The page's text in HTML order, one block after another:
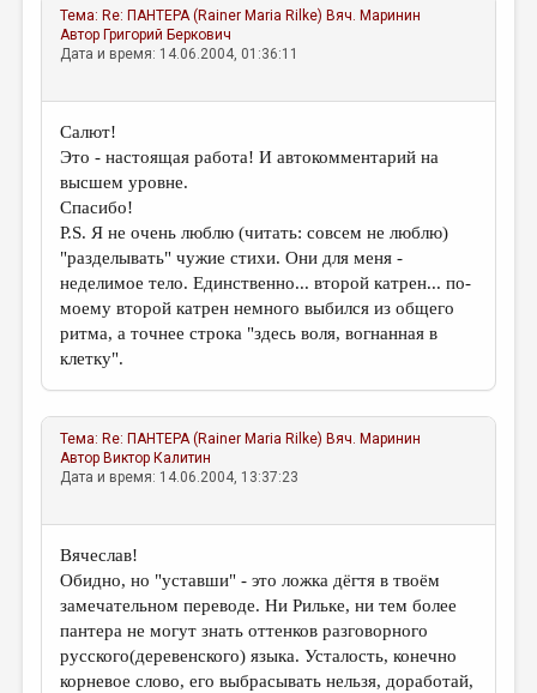
Тема: Re: ПАНТЕРА (Rainer Maria Rilke) Вяч. Маринин
Автор Григорий Беркович
Дата и время: 14.06.2004, 01:36:11
Салют!
Это - настоящая работа! И автокомментарий на
высшем уровне.
Спасибо!
P.S. Я не очень люблю (читать: совсем не люблю)
"разделывать" чужие стихи. Они для меня -
неделимое тело. Единственно... второй катрен... по-
моему второй катрен немного выбился из общего
ритма, а точнее строка "здесь воля, вогнанная в
клетку".
Тема: Re: ПАНТЕРА (Rainer Maria Rilke) Вяч. Маринин
Автор Виктор Калитин
Дата и время: 14.06.2004, 13:37:23
Вячеслав!
Обидно, но "уставши" - это ложка дёгтя в твоём
замечательном переводе. Ни Рильке, ни тем более
пантера не могут знать оттенков разговорного
русского(деревенского) языка. Усталость, конечно
корневое слово, его выбрасывать нельзя, доработай,